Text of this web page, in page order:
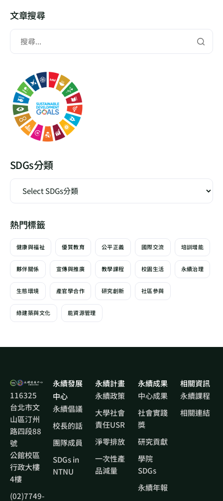
文章搜尋
SDGs分類
熱門標籤
健康與福祉 優質教育 公平正義 國際交流 培訓增能
夥伴關係 宣傳與推廣 教學課程 校園生活 永續治理
生態環境 產官學合作 研究創新 社區參與
綠建築與文化 能資源管理
116325
台北市文
山區汀州
路四段88
號
公館校區
行政大樓
4樓
(02)7749-
永續發展
中心
永續倡議
校長的話
團隊成員
SDGs in
NTNU
永續計畫
永續政策
大學社會
責任USR
淨零排放
一次性產
品減量
永續成果
中心成果
社會實踐
獎
研究貢獻
學院
SDGs
永續年報
相關資訊
永續課程
相關連結